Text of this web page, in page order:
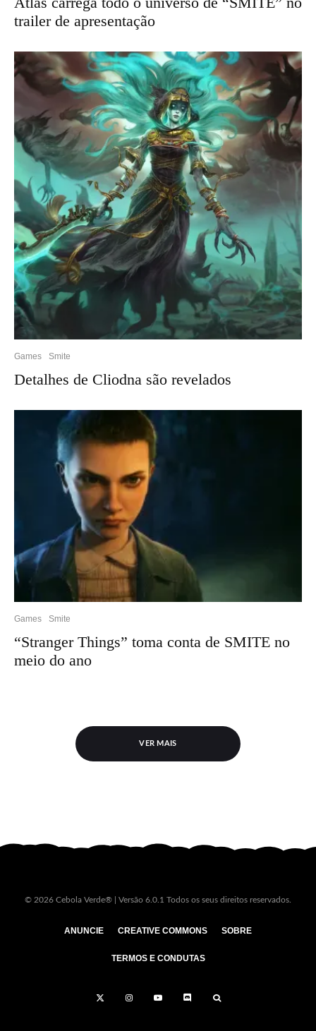
trailer de apresentação
Games Smite
Detalhes de Cliodna são revelados
Games Smite
“Stranger Things” toma conta de SMITE no
meio do ano
VER MAIS
© 2026 Cebola Verde® | Versão 6.0.1 Todos os seus direitos reservados.
ANUNCIE CREATIVE COMMONS SOBRE
TERMOS E CONDUTAS